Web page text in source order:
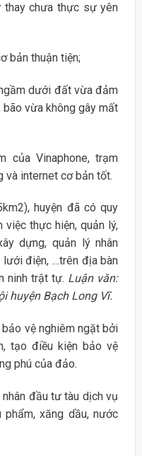
thay chưa thực sự yên
bản thuận tiện;
dưới đất vừa đảm
vừa không gây mất
của Vinaphone, trạm
và internet cơ bản tốt.
huyện đã có quy
thực hiện, quản lý,
dựng, quản lý nhân
lưới điện, …trên địa bàn
ninh trật tự. Luận văn:
huyện Bạch Long Vĩ.
vệ nghiêm ngặt bởi
tạo điều kiện bảo vệ
phú của đảo.
đầu tư tàu dịch vụ
phẩm, xăng dầu, nước